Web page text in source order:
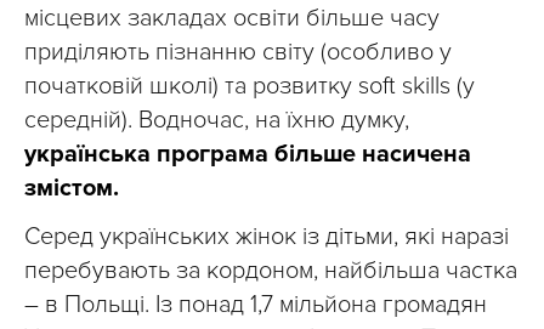
місцевих закладах освіти більше часу
приділяють пізнанню світу (особливо у
початковій школі) та розвитку soft skills (у
середній). Водночас, на їхню думку,
українська програма більше насичена
змістом.
Серед українських жінок із дітьми, які наразі
перебувають за кордоном, найбільша частка
– в Польщі. Із понад 1,7 мільйона громадян